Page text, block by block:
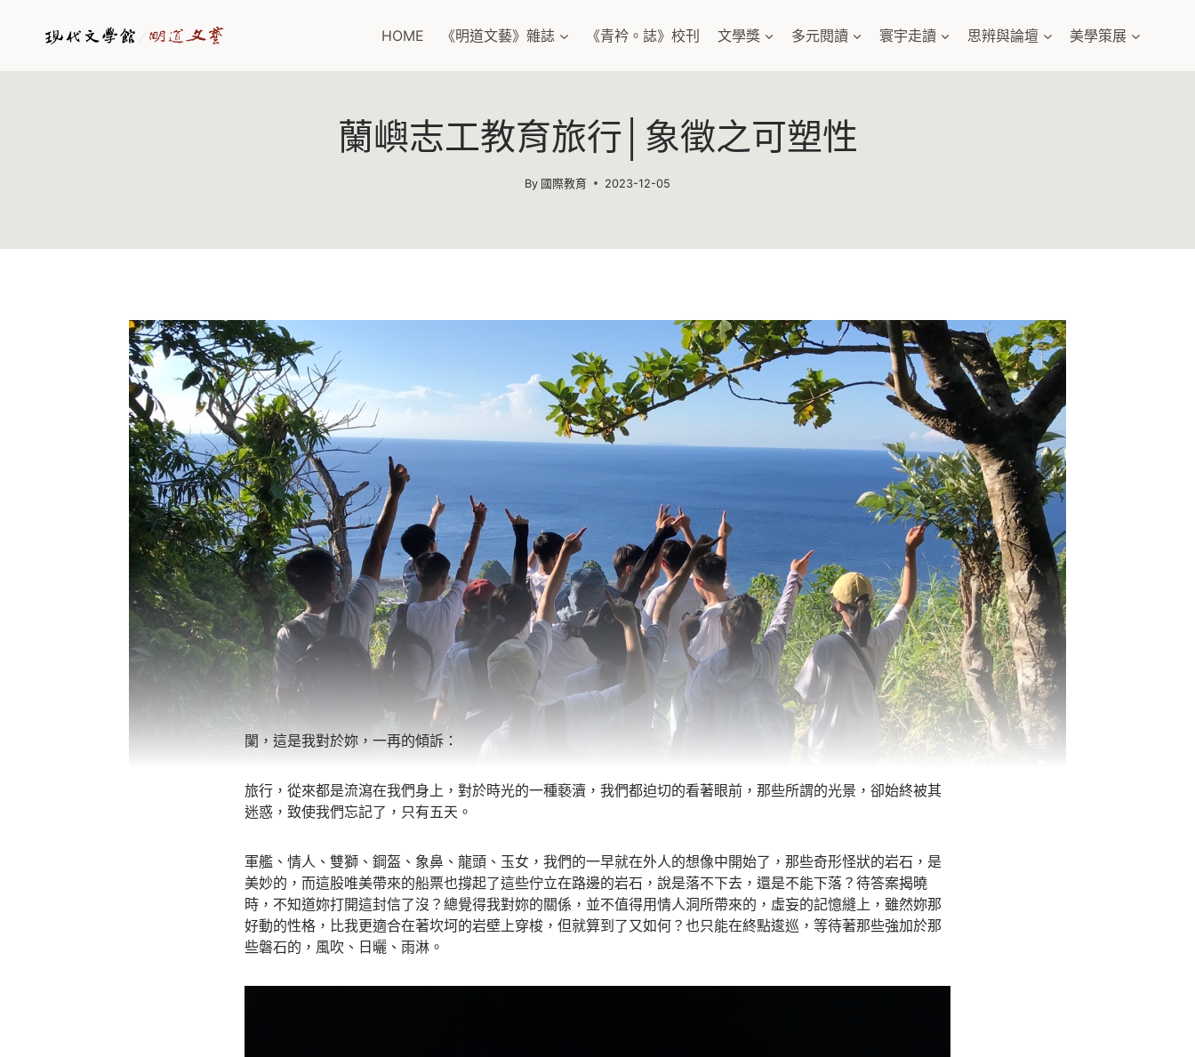
HOME 《明道文藝》雜誌 《青衿。誌》校刊 文學獎 多元閱讀 寰宇走讀 思辨與論壇 美學策展
蘭嶼志工教育旅行│象徵之可塑性
By 國際教育 2023-12-05
闌，這是我對於妳，一再的傾訴：
旅行，從來都是流瀉在我們身上，對於時光的一種褻瀆，我們都迫切的看著眼前，那些所謂的光景，卻始終被其
迷惑，致使我們忘記了，只有五天。
軍艦、情人、雙獅、鋼盔、象鼻、龍頭、玉女，我們的一早就在外人的想像中開始了，那些奇形怪狀的岩石，是
美妙的，而這股唯美帶來的船票也撐起了這些佇立在路邊的岩石，說是落不下去，還是不能下落？待答案揭曉
時，不知道妳打開這封信了沒？總覺得我對妳的關係，並不值得用情人洞所帶來的，虛妄的記憶縫上，雖然妳那
好動的性格，比我更適合在著坎坷的岩壁上穿梭，但就算到了又如何？也只能在終點逡巡，等待著那些強加於那
些磐石的，風吹、日曬、雨淋。